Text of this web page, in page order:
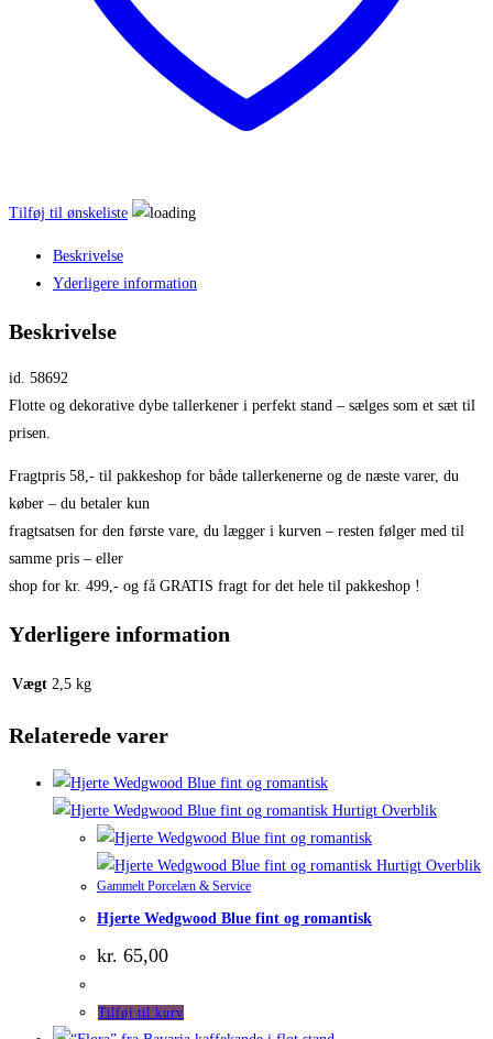
Tilføj til ønskeliste
Beskrivelse
Yderligere information
Beskrivelse
id. 58692
Flotte og dekorative dybe tallerkener i perfekt stand – sælges som et sæt til
prisen.
Fragtpris 58,- til pakkeshop for både tallerkenerne og de næste varer, du
køber – du betaler kun
fragtsatsen for den første vare, du lægger i kurven – resten følger med til
samme pris – eller
shop for kr. 499,- og få GRATIS fragt for det hele til pakkeshop !
Yderligere information
Vægt 2,5 kg
Relaterede varer
Hurtigt Overblik
Hurtigt Overblik
Gammelt Porcelæn & Service
Hjerte Wedgwood Blue fint og romantisk
kr. 65,00
Tilføj til kurv